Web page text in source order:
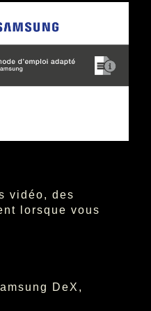
vidéo, des
lorsque vous
DeX,